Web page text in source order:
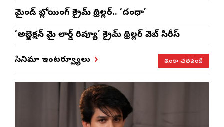
మైండ్ బ్లోయింగ్ క్రైమ్ థ్రిల్లర్.. ‘దంధా’
‘అబ్జెక్ష‌న్ మై లార్డ్ రివ్యూ’ క్రైమ్ థ్రిల్ల‌ర్ వెబ్ సిరీస్
సినిమా ఇంటర్వ్యూలు ఇంకా చదవండి